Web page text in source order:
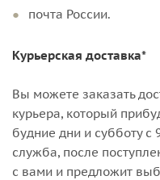
почта России.
Курьерская доставка*
Вы можете заказать
курьера, который
будние дни и субботу с
служба, после
с вами и предложит